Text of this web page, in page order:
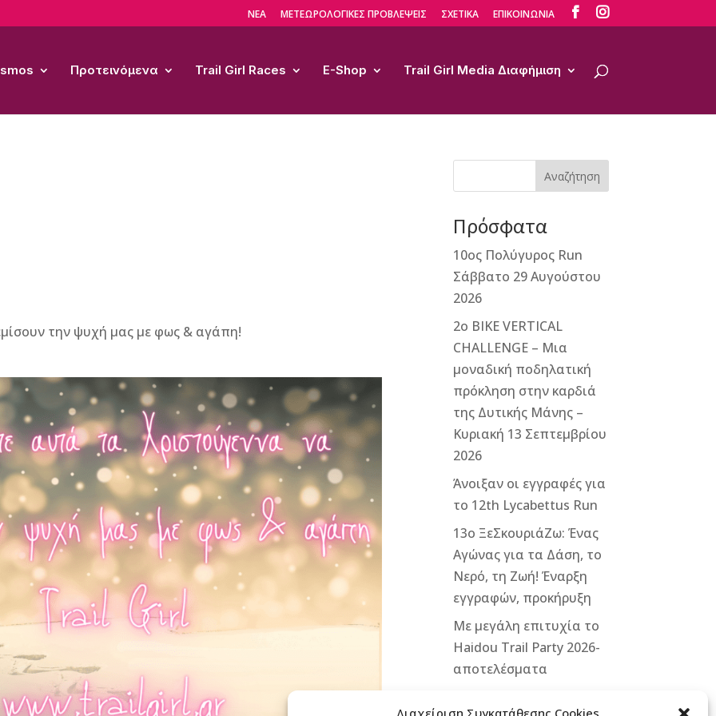
Διαχείριση Συγκατάθεσης Cookies
ΝΕΑ ΜΕΤΕΩΡΟΛΟΓΙΚΕΣ ΠΡΟΒΛΕΨΕΙΣ ΣΧΕΤΙΚΑ ΕΠΙΚΟΙΝΩΝΙΑ  
Προτεινόμενα Trail Girl Races E-Shop Trail Girl Media Διαφήμιση
την ψυχή μας με φως & αγάπη!
Αναζήτηση
Πρόσφατα
10ος Πολύγυρος Run
Σάββατο 29 Αυγούστου
2026
2ο ΒΙΚΕ VERTICAL
CHALLENGE – Μια
μοναδική ποδηλατική
πρόκληση στην καρδιά
της Δυτικής Μάνης –
Κυριακή 13 Σεπτεμβρίου
2026
Άνοιξαν οι εγγραφές για
το 12th Lycabettus Run
13ο ΞεΣκουριάΖω: Ένας
Αγώνας για τα Δάση, το
Νερό, τη Ζωή! Έναρξη
εγγραφών, προκήρυξη
Με μεγάλη επιτυχία το
Haidou Trail Party 2026-
αποτελέσματα